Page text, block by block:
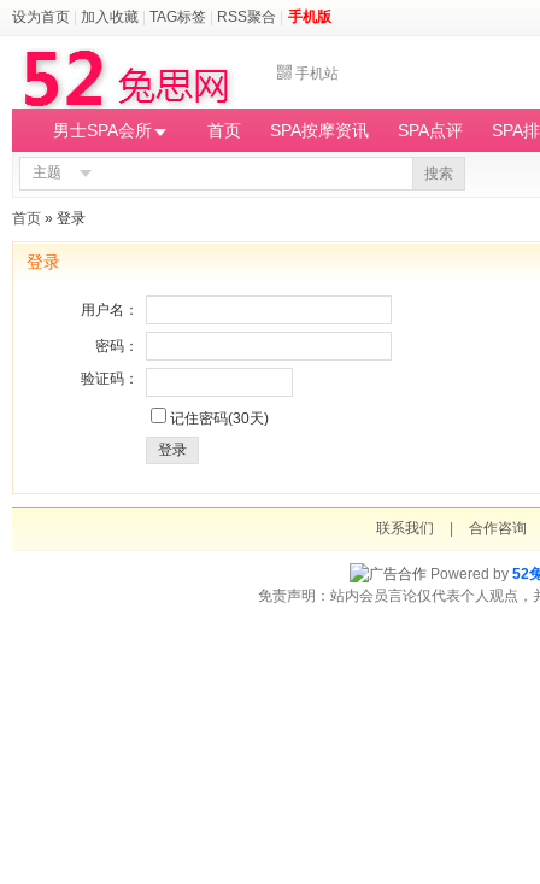
设为首页 加入收藏 TAG标签 RSS聚合 手机版
手机站
男士SPA会所 首页 SPA按摩资讯 SPA点评 SPA
主题 搜索
首页 » 登录
登录
用户名：
密码：
验证码：
记住密码(30天)
登录
联系我们 合作咨询
Powered by 52
免责声明：站内会员言论仅代表个人观点